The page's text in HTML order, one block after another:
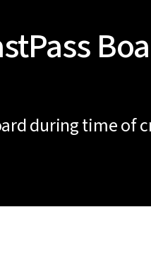
during time of